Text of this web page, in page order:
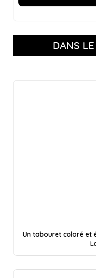
DANS
Un tabouret coloré et